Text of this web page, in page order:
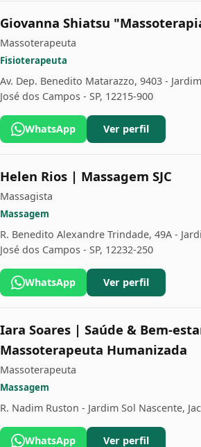
Giovanna Shiatsu
Massoterapeuta
Fisioterapeuta
Av. Dep. Benedito Matarazzo, 9403 -
José dos Campos - SP, 12215-900
WhatsApp Ver perfil
Helen Rios | Massagem SJC
Massagista
Massagem
R. Benedito Alexandre Trindade, 49A -
José dos Campos - SP, 12232-250
WhatsApp Ver perfil
Iara Soares | Saúde & Bem-
Massoterapeuta Humanizada
Massoterapeuta
Massagem
R. Nadim Ruston - Jardim Sol Nascente,
WhatsApp Ver perfil